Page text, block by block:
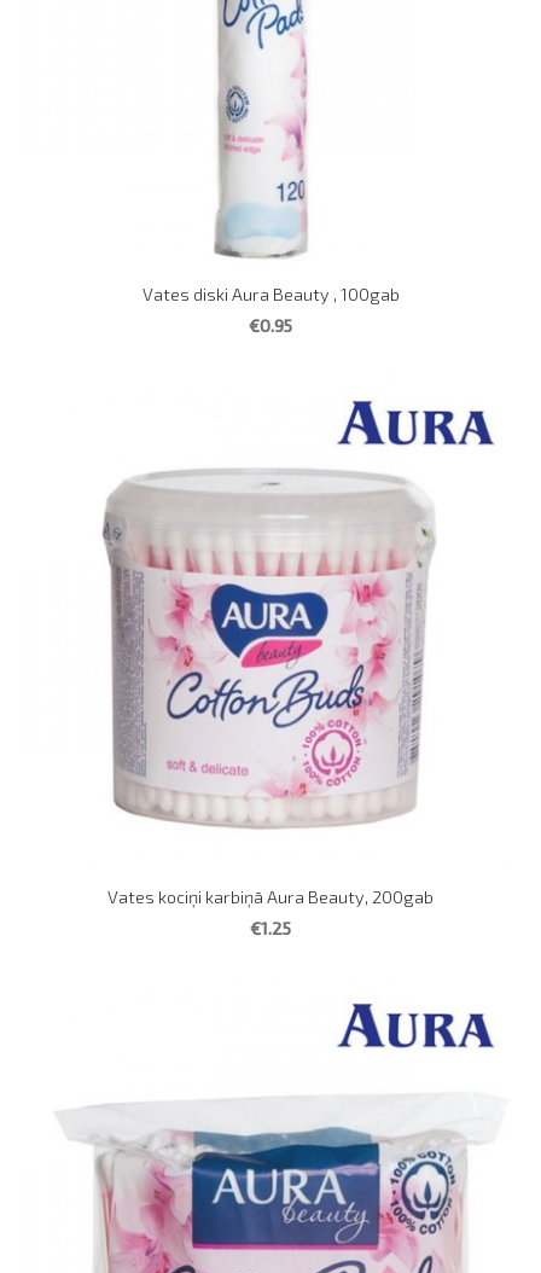
Vates diski Aura Beauty , 100gab
€0.95
Vates kociņi karbiņā Aura Beauty, 200gab
€1.25